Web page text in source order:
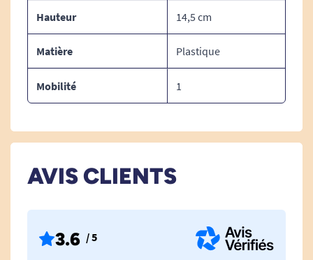
Hauteur 14,5 cm
Matière Plastique
Mobilité 1
AVIS CLIENTS
3.6 / 5